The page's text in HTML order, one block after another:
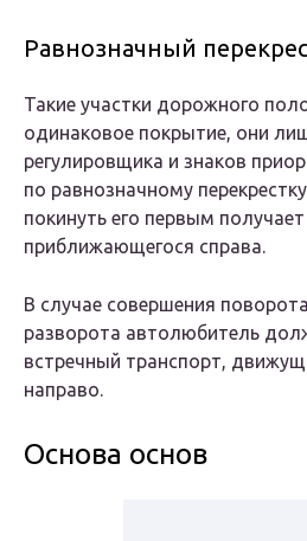
Равнозначный
Такие участки дорожного
одинаковое покрытие, они
регулировщика и знаков
по равнозначному
покинуть его первым
приближающегося справа.
В случае совершения
разворота автолюбитель
встречный транспорт,
направо.
Основа основ